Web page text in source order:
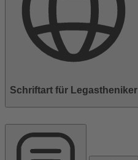
Schriftart für Legastheniker